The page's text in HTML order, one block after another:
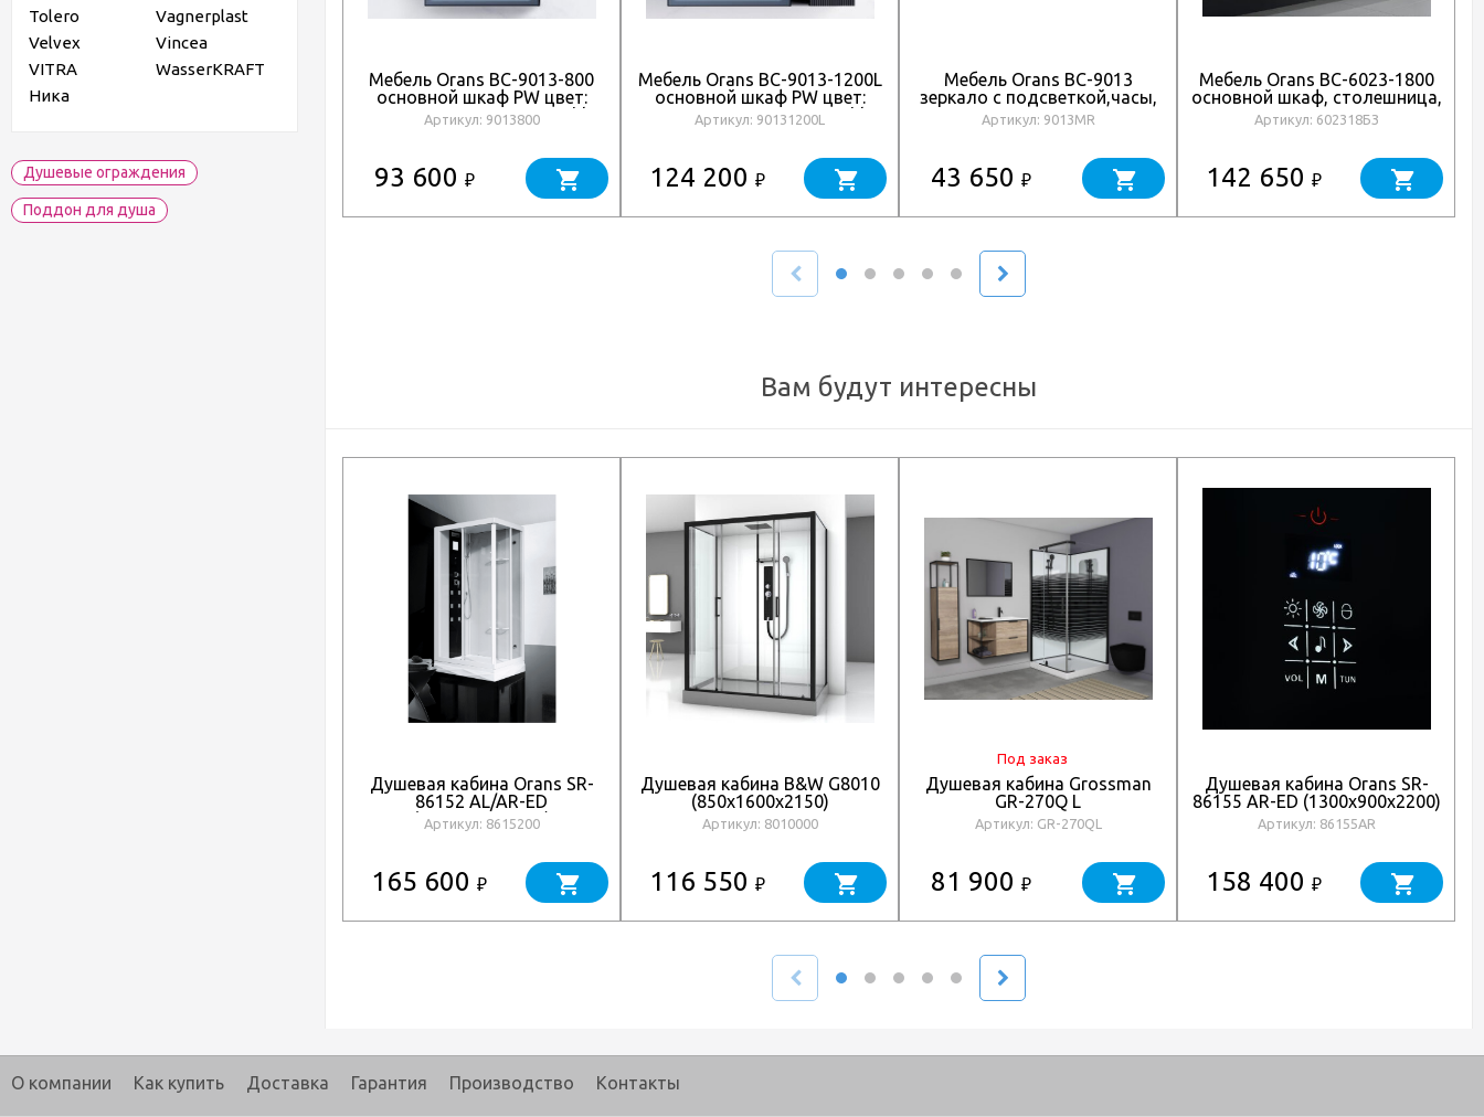
Tolero
Vagnerplast
Velvex
Vincea
VITRA
WasserKRAFT
Ника
Душевые ограждения
Поддон для душа
Мебель Orans BC-9013-800
основной шкаф PW цвет:
PU030, раковина art marble
(white) (800x550x400)
Артикул: 9013800
93 600 ₽
Мебель Orans BC-9013-1200L
основной шкаф PW цвет:
PU030, раковина art marble
(white) (800x550x400)
Артикул: 90131200L
124 200 ₽
Мебель Orans BC-9013
зеркало с подсветкой,часы,
антизапотевание
(1000x800x300)
Артикул: 9013MR
43 650 ₽
Мебель Orans BC-6023-1800
основной шкаф, столешница,
раковина, цвет: WHITE -
UV005 (1800x520x475)
Артикул: 602318БЗ
142 650 ₽
Вам будут интересны
Душевая кабина Orans SR-
86152 AL/AR-ED
(1100x800x2200)
Артикул: 8615200
165 600 ₽
Душевая кабина B&W G8010
(850х1600х2150)
Артикул: 8010000
116 550 ₽
Под заказ
Душевая кабина Grossman
GR-270Q L
Артикул: GR-270QL
81 900 ₽
Душевая кабина Orans SR-
86155 AR-ED (1300x900x2200)
Артикул: 86155AR
158 400 ₽
О компании Как купить Доставка Гарантия Производство Контакты